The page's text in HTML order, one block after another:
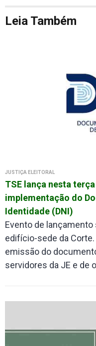
Leia Também
JUSTIÇA ELEITORAL
TSE lança nesta
implementação do
Identidade (DNI)
Evento de lançamento
edifício-sede da
emissão do
servidores da JE e de